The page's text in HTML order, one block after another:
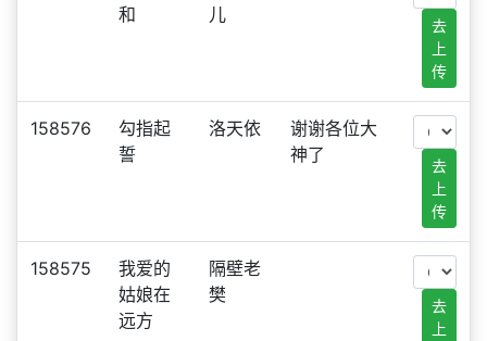
和
儿
去
上
传
158576
勾指起
誓
洛天依
谢谢各位大
神了
去
上
传
158575
我爱的
姑娘在
远方
隔壁老
樊
去
上